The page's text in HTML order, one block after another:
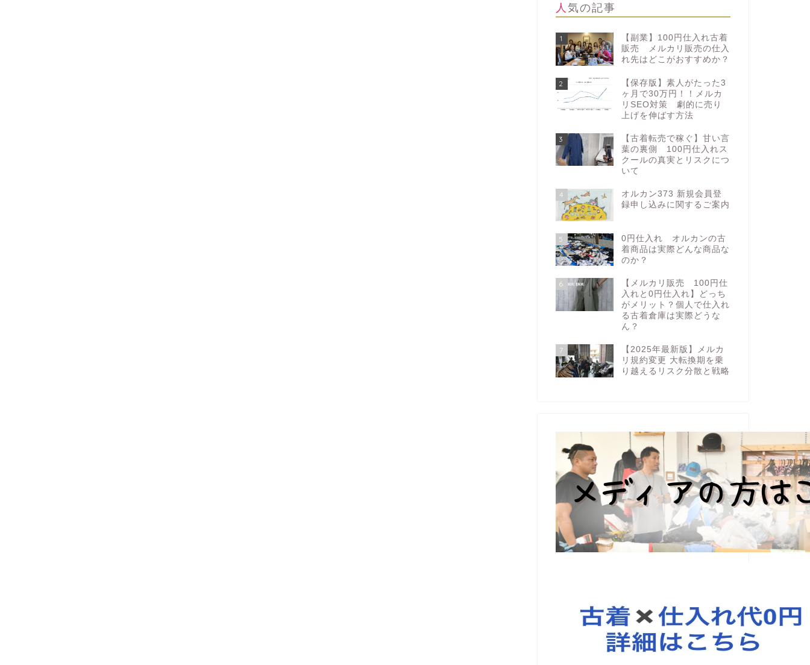
人気の記事
1
【副業】100円仕入れ古着
販売 メルカリ販売の仕入
れ先はどこがおすすめか？
2
【保存版】素人がたった3
ヶ月で30万円！！メルカ
リSEO対策 劇的に売り
上げを伸ばす方法
3
【古着転売で稼ぐ】甘い言
葉の裏側 100円仕入れス
クールの真実とリスクにつ
いて
4
オルカン373 新規会員登
録申し込みに関するご案内
5
0円仕入れ オルカンの古
着商品は実際どんな商品な
のか？
6
【メルカリ販売 100円仕
入れと0円仕入れ】どっち
がメリット？個人で仕入れ
る古着倉庫は実際どうな
ん？
7
【2025年最新版】メルカ
リ規約変更 大転換期を乗
り越えるリスク分散と戦略